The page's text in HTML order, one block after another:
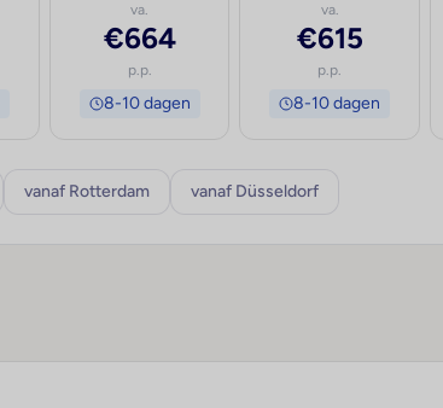
va.
€664
p.p.
8-10 dagen
va.
€615
p.p.
8-10 dagen
vanaf Rotterdam vanaf Düsseldorf